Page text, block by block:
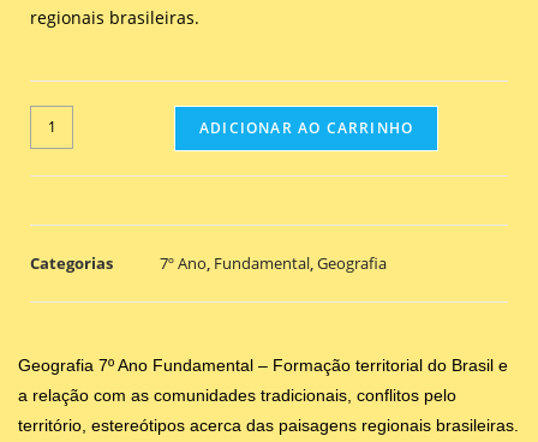
regionais brasileiras.
ADICIONAR AO CARRINHO
Categorias 7º Ano Fundamental Geografia
Geografia 7º Ano Fundamental – Formação territorial do Brasil e
a relação com as comunidades tradicionais, conflitos pelo
território, estereótipos acerca das paisagens regionais brasileiras.